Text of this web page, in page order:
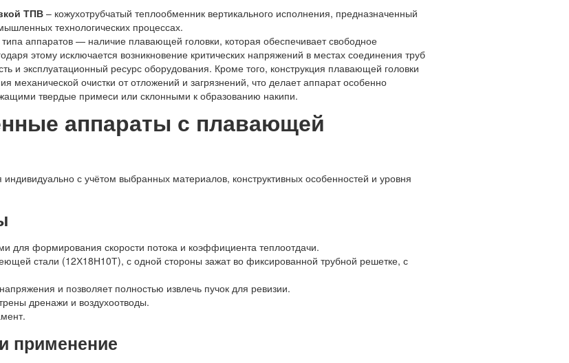
ТПВ – кожухотрубчатый теплообменник вертикального исполнения, предназначенный
технологических процессах.
аппаратов — наличие плавающей головки, которая обеспечивает свободное
этому исключается возникновение критических напряжений в местах соединения труб
и эксплуатационный ресурс оборудования. Кроме того, конструкция плавающей головки
механической очистки от отложений и загрязнений, что делает аппарат особенно
твердые примеси или склонными к образованию накипи.
аппараты с плавающей
с учётом выбранных материалов, конструктивных особенностей и уровня
для формирования скорости потока и коэффициента теплоотдачи.
стали (12Х18Н10Т), с одной стороны зажат во фиксированной трубной решетке, с
и позволяет полностью извлечь пучок для ревизии.
дренажи и воздухоотводы.
применение